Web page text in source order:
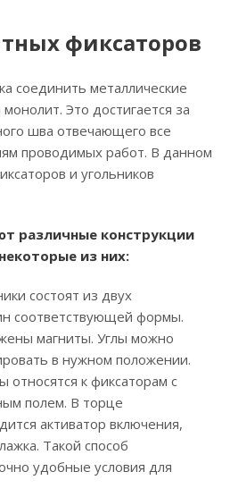
фиксаторов
соединить металлические
Это достигается за
шва отвечающего все
проводимых работ. В данном
и угольников
различные конструкции
из них:
состоят из двух
соответствующей формы.
магниты. Углы можно
в нужном положении.
к фиксаторам с
полем. В торце
активатор включения,
Такой способ
удобные условия для